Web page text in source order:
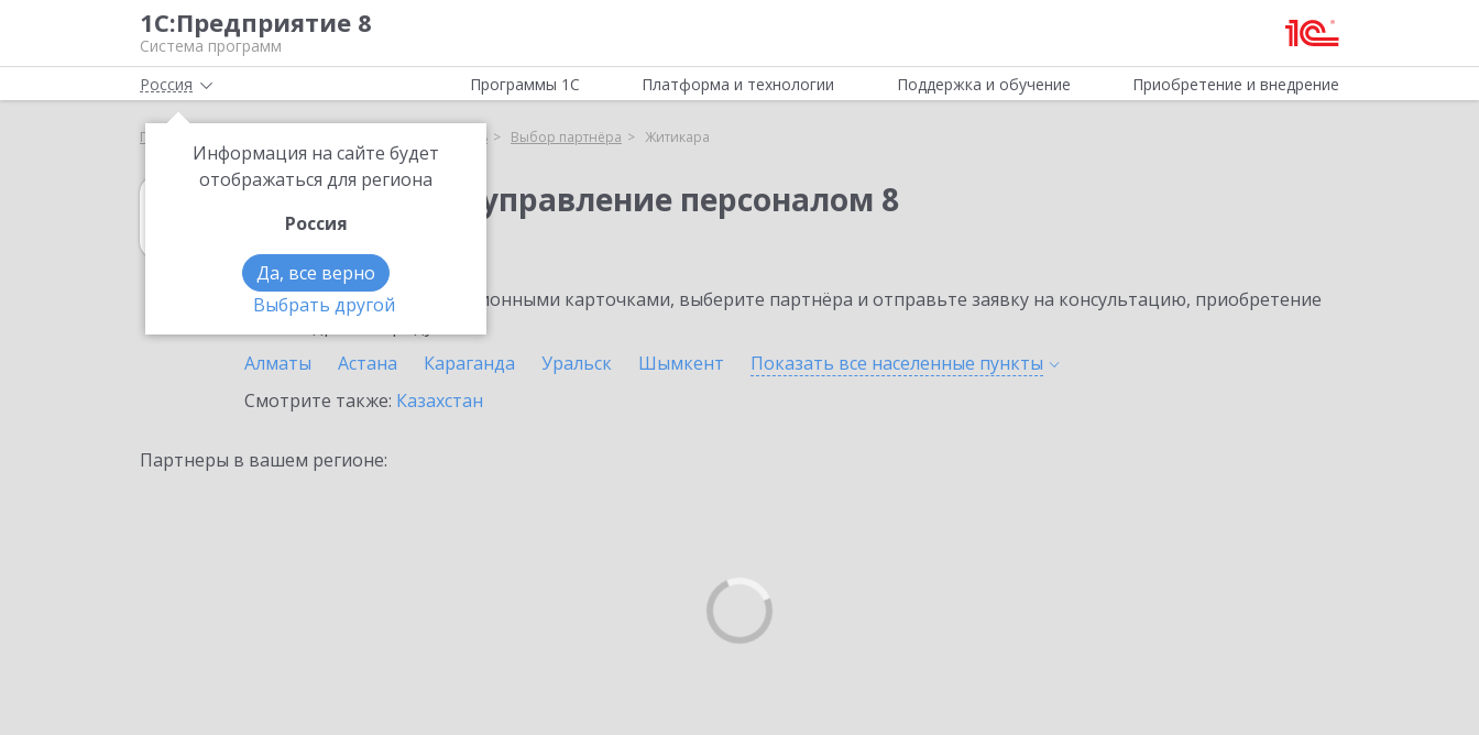
1С:Предприятие 8
Система программ
Россия
Информация на сайте будет
отображаться для региона
Россия
Да, все верно
Выбрать другой
Программы 1С Платформа и технологии Поддержка и обучение Приобретение и внедрение
Главная 1С:Зарплата и управление персоналом 8 Выбор партнёра Житикара
1С:Зарплата и управление персоналом 8
в Житикаре
Ознакомьтесь с информационными карточками, выберите партнёра и отправьте заявку на консультацию, приобретение
Алматы
Астана Караганда Уральск Шымкент Показать все населенные пункты
Смотрите также: Казахстан
Партнеры в вашем регионе: